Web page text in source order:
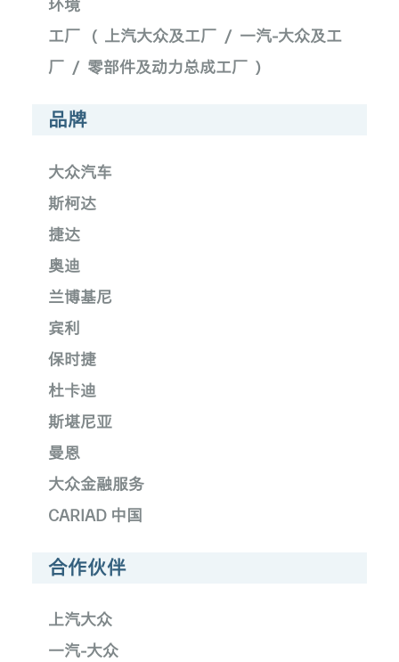
环境
工厂
( 上汽大众及工厂 / 一汽-大众及工
厂 / 零部件及动力总成工厂 )
品牌
大众汽车
斯柯达
捷达
奥迪
兰博基尼
宾利
保时捷
杜卡迪
斯堪尼亚
曼恩
大众金融服务
CARIAD 中国
合作伙伴
上汽大众
一汽-大众